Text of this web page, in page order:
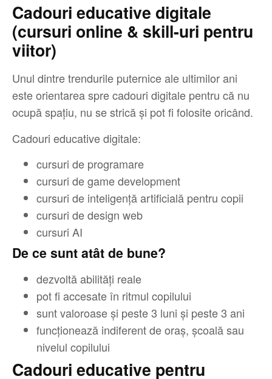
Cadouri educative digitale
(cursuri online & skill-uri pentru
viitor)
Unul dintre trendurile puternice ale ultimilor ani
este orientarea spre cadouri digitale pentru că nu
ocupă spațiu, nu se strică și pot fi folosite oricând.
Cadouri educative digitale:
cursuri de programare
cursuri de game development
cursuri de inteligență artificială pentru copii
cursuri de design web
cursuri AI
De ce sunt atât de bune?
dezvoltă abilități reale
pot fi accesate în ritmul copilului
sunt valoroase și peste 3 luni și peste 3 ani
funcționează indiferent de oraș, școală sau
nivelul copilului
Cadouri educative pentru